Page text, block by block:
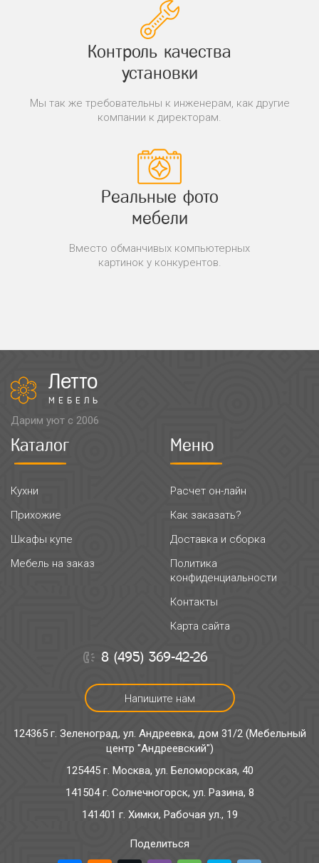
Контроль качества
установки
Мы так же требовательны к инженерам, как другие
компании к директорам.
Реальные фото
мебели
Вместо обманчивых компьютерных
картинок у конкурентов.
Летто
МЕБЕЛЬ
Дарим уют с 2006
Каталог
Кухни
Прихожие
Шкафы купе
Мебель на заказ
Меню
Расчет он-лайн
Как заказать?
Доставка и сборка
Политика
конфиденциальности
Контакты
Карта сайта
8 (495) 369-42-26
Напишите нам
124365 г. Зеленоград, ул. Андреевка, дом 31/2 (Мебельный
центр "Андреевский")
125445 г. Москва, ул. Беломорская, 40
141504 г. Солнечногорск, ул. Разина, 8
141401 г. Химки, Рабочая ул., 19
Поделиться